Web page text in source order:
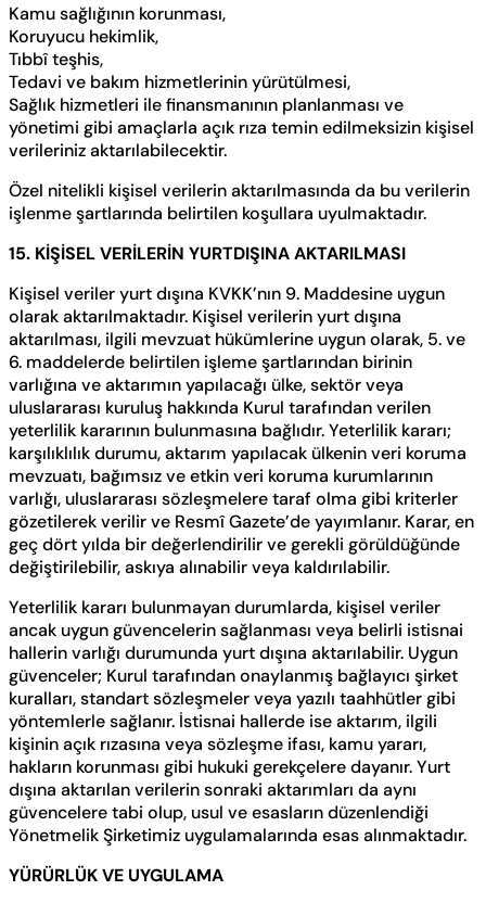
Kamu sağlığının korunması,
Koruyucu hekimlik,
Tıbbî teşhis,
Tedavi ve bakım hizmetlerinin yürütülmesi,
Sağlık hizmetleri ile finansmanının planlanması ve
yönetimi gibi amaçlarla açık rıza temin edilmeksizin kişisel
verileriniz aktarılabilecektir.
Özel nitelikli kişisel verilerin aktarılmasında da bu verilerin
işlenme şartlarında belirtilen koşullara uyulmaktadır.
15. KİŞİSEL VERİLERİN YURTDIŞINA AKTARILMASI
Kişisel veriler yurt dışına KVKK’nın 9. Maddesine uygun
olarak aktarılmaktadır. Kişisel verilerin yurt dışına
aktarılması, ilgili mevzuat hükümlerine uygun olarak, 5. ve
6. maddelerde belirtilen işleme şartlarından birinin
varlığına ve aktarımın yapılacağı ülke, sektör veya
uluslararası kuruluş hakkında Kurul tarafından verilen
yeterlilik kararının bulunmasına bağlıdır. Yeterlilik kararı;
karşılıklılık durumu, aktarım yapılacak ülkenin veri koruma
mevzuatı, bağımsız ve etkin veri koruma kurumlarının
varlığı, uluslararası sözleşmelere taraf olma gibi kriterler
gözetilerek verilir ve Resmî Gazete’de yayımlanır. Karar, en
geç dört yılda bir değerlendirilir ve gerekli görüldüğünde
değiştirilebilir, askıya alınabilir veya kaldırılabilir.
Yeterlilik kararı bulunmayan durumlarda, kişisel veriler
ancak uygun güvencelerin sağlanması veya belirli istisnai
hallerin varlığı durumunda yurt dışına aktarılabilir. Uygun
güvenceler; Kurul tarafından onaylanmış bağlayıcı şirket
kuralları, standart sözleşmeler veya yazılı taahhütler gibi
yöntemlerle sağlanır. İstisnai hallerde ise aktarım, ilgili
kişinin açık rızasına veya sözleşme ifası, kamu yararı,
hakların korunması gibi hukuki gerekçelere dayanır. Yurt
dışına aktarılan verilerin sonraki aktarımları da aynı
güvencelere tabi olup, usul ve esasların düzenlendiği
Yönetmelik Şirketimiz uygulamalarında esas alınmaktadır.
YÜRÜRLÜK VE UYGULAMA